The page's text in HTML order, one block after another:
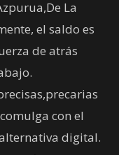
La
el saldo es
de atrás
con el
digital.